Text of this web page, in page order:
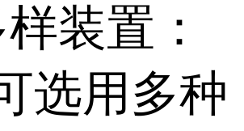
装置：
选用多种